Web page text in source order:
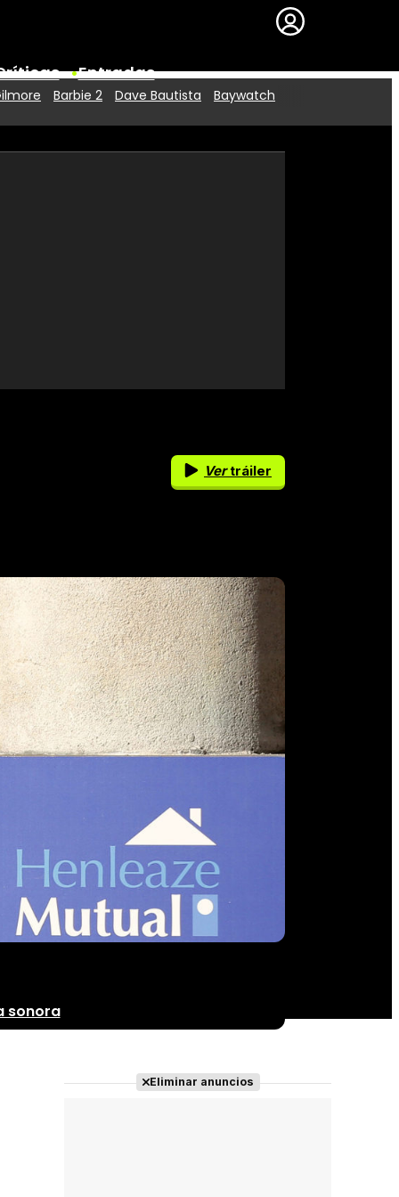
Entradas
Premios
Barbie 2 Dave Bautista Baywatch
Vertráiler
sonora
Eliminar anuncios